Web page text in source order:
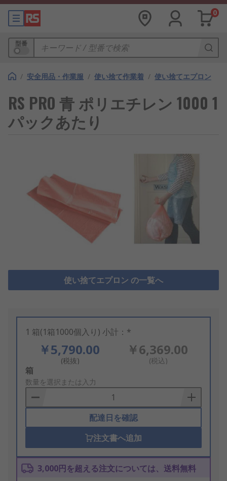
0
型番
/ 安全用品・作業服 / 使い捨て作業着 / 使い捨てエプロン
RS PRO 青 ポリエチレン 1000 1
パックあたり
使い捨てエプロン の一覧へ
1 箱(1箱1000個入り) 小計：*
￥5,790.00
(税抜)
￥6,369.00
(税込)
Add
to
Basket
箱
数量を選択または入力
配達日を確認
注文書へ追加
3,000円を超える注文については、送料無料